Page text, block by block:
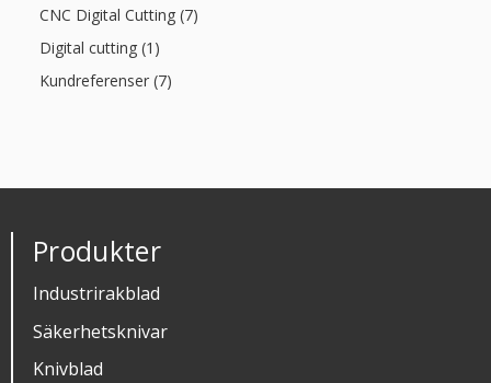
CNC Digital Cutting (7)
Digital cutting (1)
Kundreferenser (7)
Produkter
Industrirakblad
Säkerhetsknivar
Knivblad